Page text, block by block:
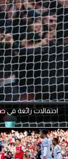
مسابقة
فيديوهات
عدسات
آراء حرة
ركن الألعاب
بطولات
أمريكا 2026
احتفالات رائعة في